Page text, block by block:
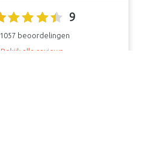
9
1057 beoordelingen
Bekijk alle reviews